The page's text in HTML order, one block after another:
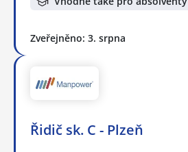
Zveřejněno: 3. srpna
Řidič sk. C - Plzeň